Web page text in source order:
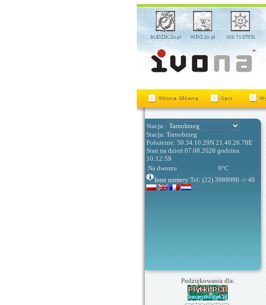
Stacja:
Stacja: Tarnobrzeg
Położenie: 50.34.10.29N 21.40.26.78E
Stan na dzień 07.08.2026 godzina
10:12:59
Na dworzu
0°C
Inne numery Tel: (22) 3988990 -> 48
Podziękowania dla: